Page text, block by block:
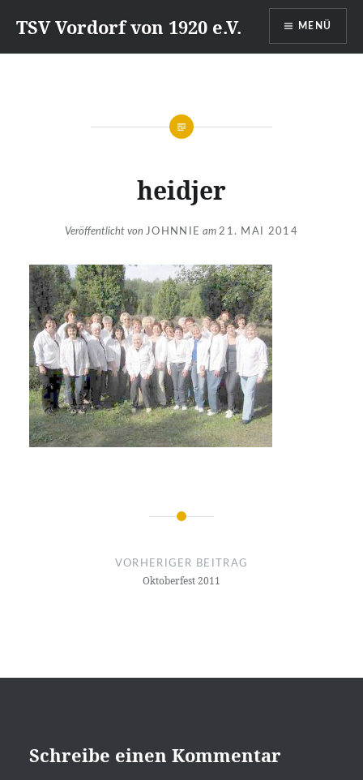
zumTSV Vordorf von 1920 e.V. MENÜ
heidjer
Veröffentlicht von JOHNNIE am 21. MAI 2014
Beitragsnavigation
VORHERIGER BEITRAG
Oktoberfest 2011
Schreibe einen Kommentar